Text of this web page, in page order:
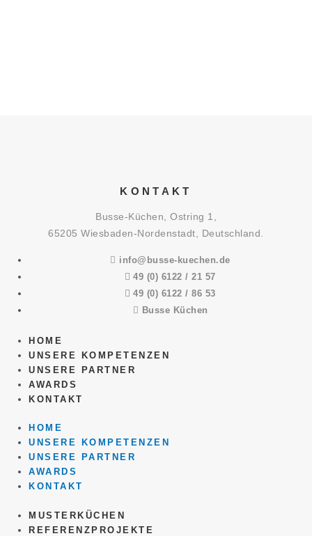
KONTAKT
Busse-Küchen, Ostring 1,
65205 Wiesbaden-Nordenstadt, Deutschland.
info@busse-kuechen.de
49 (0) 6122 / 21 57
49 (0) 6122 / 86 53
Busse Küchen
HOME
UNSERE KOMPETENZEN
UNSERE PARTNER
AWARDS
KONTAKT
HOME
UNSERE KOMPETENZEN
UNSERE PARTNER
AWARDS
KONTAKT
MUSTERKÜCHEN
REFERENZPROJEKTE